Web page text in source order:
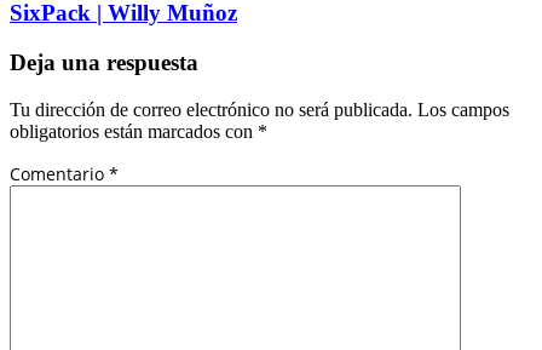
SixPack | Willy Muñoz
Deja una respuesta
Tu dirección de correo electrónico no será publicada. Los campos
obligatorios están marcados con *
Comentario *